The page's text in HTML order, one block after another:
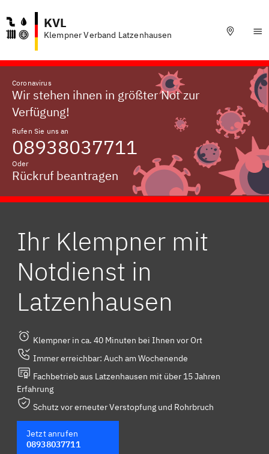
KVL
Klempner Verband Latzenhausen
Coronavirus
Wir stehen ihnen in größter Not zur
Verfügung!
Rufen Sie uns an
08938037711
Oder
Rückruf beantragen
Ihr Klempner mit
Notdienst in
Latzenhausen
Klempner in ca. 40 Minuten bei Ihnen vor Ort
Immer erreichbar: Auch am Wochenende
Fachbetrieb aus Latzenhausen mit über 15 Jahren
Erfahrung
Schutz vor erneuter Verstopfung und Rohrbruch
Jetzt anrufen
08938037711